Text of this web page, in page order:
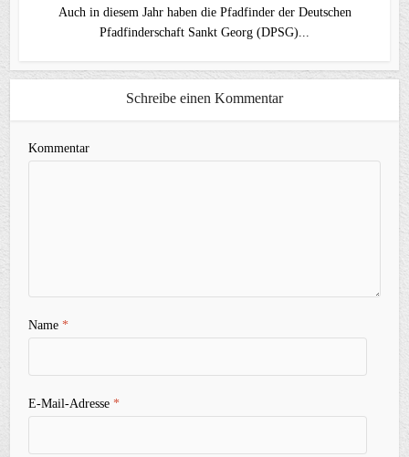
Auch in diesem Jahr haben die Pfadfinder der Deutschen
Pfadfinderschaft Sankt Georg (DPSG)...
Schreibe einen Kommentar
Kommentar
Name*
E-Mail-Adresse*